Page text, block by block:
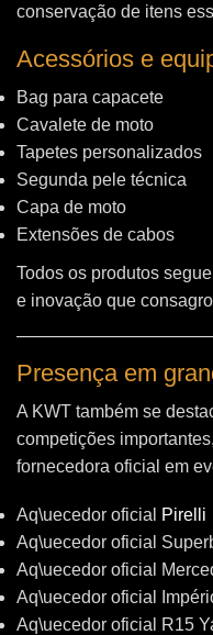
conservação de itens
Acessórios e
Bag para capacete
Cavalete de moto
Tapetes personalizados
Segunda pele técnica
Capa de moto
Extensões de cabos
Todos os produtos
e inovação que
Presença em
A KWT também se
competições
fornecedora oficial em
Aq\uecedor oficial
Pirelli
Aq\uecedor oficial
Aq\uecedor oficial
Aq\uecedor oficial
Aq\uecedor oficial R15